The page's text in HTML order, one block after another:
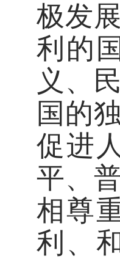
极发
利的
义、
国的
促进
平、
相尊
利、